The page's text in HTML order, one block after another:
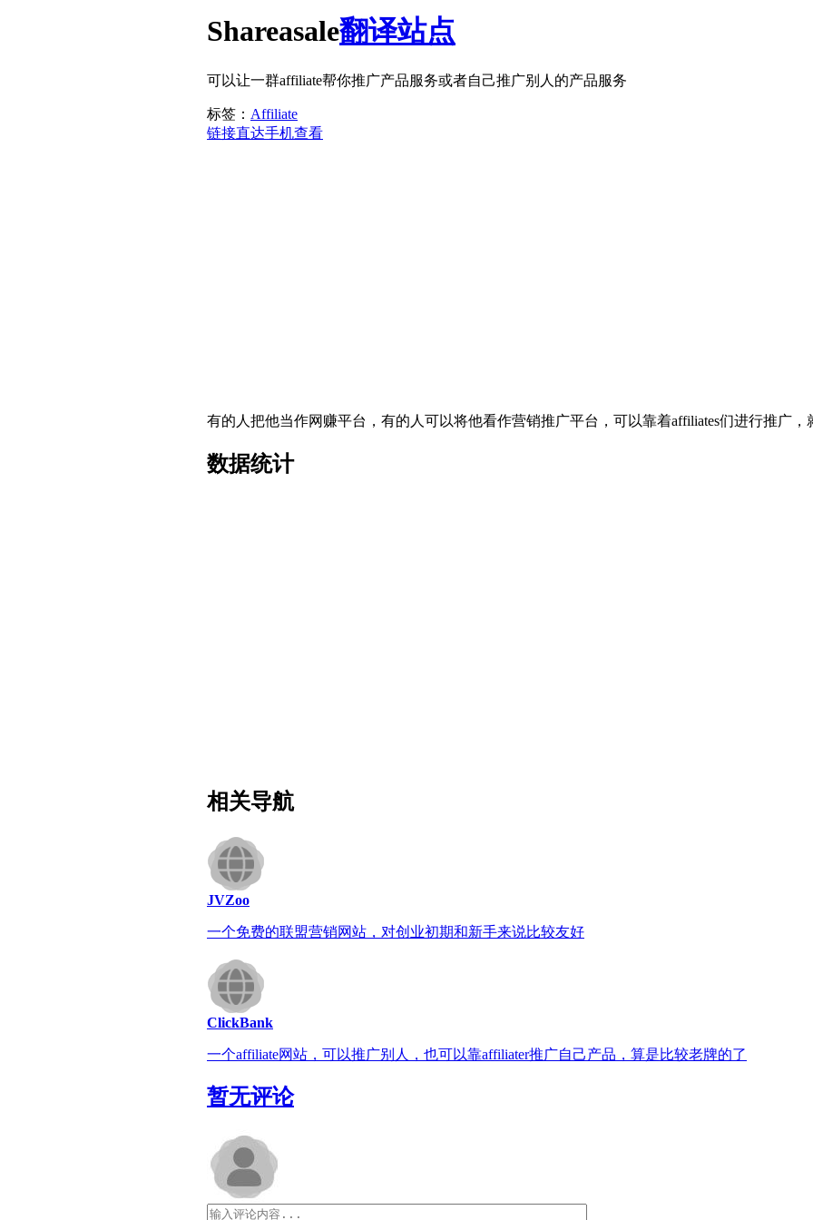
Shareasale翻译站点
可以让一群affiliate帮你推广产品服务或者自己推广别人的产品服务
标签： Affiliate
链接直达手机查看
有的人把他当作网赚平台，有的人可以将他看作营销推广平台，可以靠着affiliates们进行推广，
数据统计
相关导航
JVZoo
一个免费的联盟营销网站，对创业初期和新手来说比较友好
ClickBank
一个affiliate网站，可以推广别人，也可以靠affiliater推广自己产品，算是比较老牌的了
暂无评论